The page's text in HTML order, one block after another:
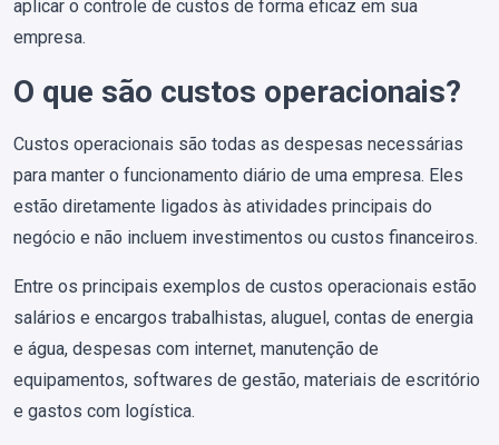
aplicar o controle de custos de forma eficaz em sua
empresa.
O que são custos operacionais?
Custos operacionais são todas as despesas necessárias
para manter o funcionamento diário de uma empresa. Eles
estão diretamente ligados às atividades principais do
negócio e não incluem investimentos ou custos financeiros.
Entre os principais exemplos de custos operacionais estão
salários e encargos trabalhistas, aluguel, contas de energia
e água, despesas com internet, manutenção de
equipamentos, softwares de gestão, materiais de escritório
e gastos com logística.